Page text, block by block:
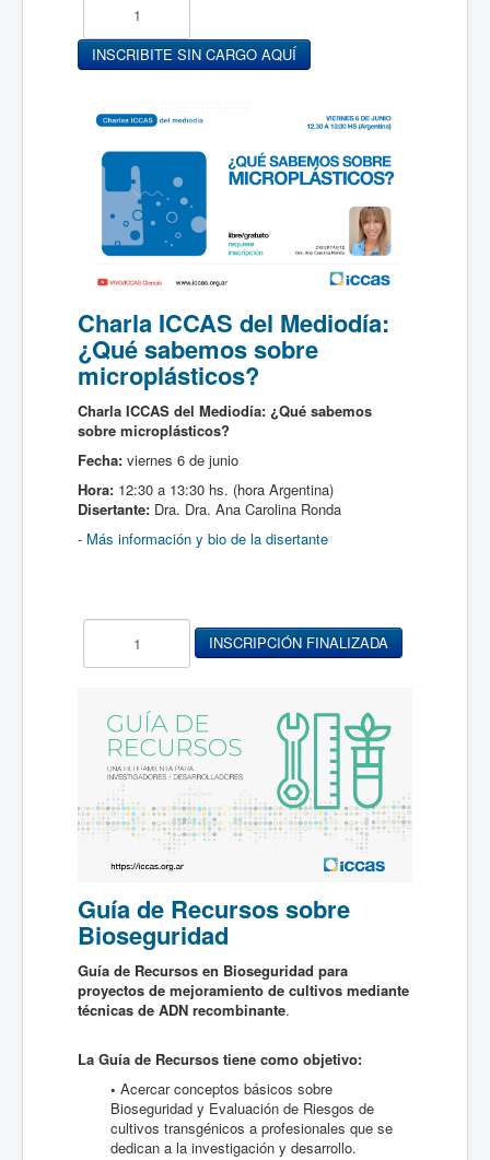
Charla ICCAS del Mediodía:
¿Qué sabemos sobre
microplásticos?
Charla ICCAS del Mediodía: ¿Qué sabemos
sobre microplásticos?
Fecha: viernes 6 de junio
Hora: 12:30 a 13:30 hs. (hora Argentina)
Disertante: Dra. Dra. Ana Carolina Ronda
- Más información y bio de la disertante
Guía de Recursos sobre
Bioseguridad
Guía de Recursos en Bioseguridad para
proyectos de mejoramiento de cultivos mediante
técnicas de ADN recombinante.
La Guía de Recursos tiene como objetivo:
• Acercar conceptos básicos sobre
Bioseguridad y Evaluación de Riesgos de
cultivos transgénicos a profesionales que se
dedican a la investigación y desarrollo.